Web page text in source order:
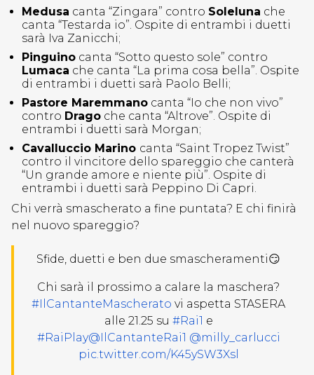
Medusa canta “Zingara” contro Soleluna che
canta “Testarda io”. Ospite di entrambi i duetti
sarà Iva Zanicchi;
Pinguino canta “Sotto questo sole” contro
Lumaca che canta “La prima cosa bella”. Ospite
di entrambi i duetti sarà Paolo Belli;
Pastore Maremmano canta “Io che non vivo”
contro Drago che canta “Altrove”. Ospite di
entrambi i duetti sarà Morgan;
Cavalluccio Marino canta “Saint Tropez Twist”
contro il vincitore dello spareggio che canterà
“Un grande amore e niente più”. Ospite di
entrambi i duetti sarà Peppino Di Capri.
Chi verrà smascherato a fine puntata? E chi finirà
nel nuovo spareggio?
Sfide, duetti e ben due smascheramenti😏
Chi sarà il prossimo a calare la maschera?
#IlCantanteMascherato vi aspetta STASERA
alle 21.25 su #Rai1 e
#RaiPlay@IlCantanteRai1 @milly_carlucci
pic.twitter.com/K45ySW3Xsl